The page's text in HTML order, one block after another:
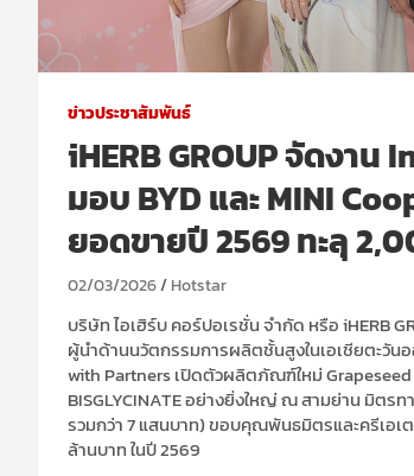
ข่าวประชาสัมพันธ์
iHERB GROUP จัดงา
มอบ BYD และ MINI
ยอดขายปี 2569 ทะลุ
02/03/2026 Hotstar
บริษัท ไอเฮิร์บ คอร์ปอเรชั่น จำกัด หรือ iHERB
ผู้นำด้านนวัตกรรมการผลิตชั้นสูงในเอเชียตะวัน
with Partners เปิดตัวผลิตภัณฑ์ใหม่ Grapeseed
BISGLYCINATE อย่างยิ่งใหญ่ ณ สามย่าน มิตร
รวมกว่า 7 แสนบาท) ขอบคุณพันธมิตรและครีเอ
ล้านบาท ในปี 2569